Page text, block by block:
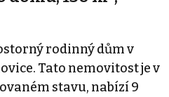
rodinný dům v
Tato nemovitost je v
stavu, nabízí 9